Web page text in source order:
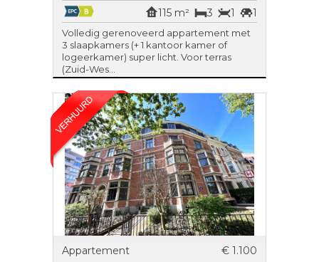
1
1
3
115 m²
Volledig gerenoveerd appartement met
3 slaapkamers (+ 1 kantoor kamer of
logeerkamer) super licht. Voor terras
(Zuid-Wes...
Appartement € 1.100